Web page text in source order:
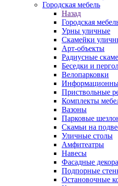
Городская мебель
Назад
Городская
Урны уличные
Скамейки
Арт-объекты
Радиусные
Беседки и
Велопарковки
Приствольные
Комплекты
Вазоны
Парковые
Скамьи на
Уличные столы
Амфитеатры
Навесы
Фасадные
Подпорные
Остановочные